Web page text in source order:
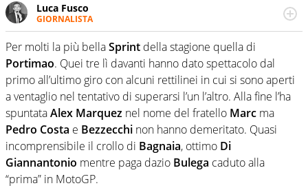
Luca Fusco
GIORNALISTA
Giornalista multimediale. Quando si accendono i motori,
lui sgasa, impenna, derapa. E spesso e volentieri finisce
sul podio
Per molti la più bellaSprint della stagione quella di
Portimao. Quei tre lì davanti hanno dato spettacolo dal
primo all’ultimo giro con alcuni rettilinei in cui si sono aperti
a ventaglio nel tentativo di superarsi l’un l’altro. Alla fine l’ha
spuntataAlex Marquez nel nome del fratello Marc ma
Pedro Costa e Bezzecchi non hanno demeritato. Quasi
incomprensibile il crollo di Bagnaia, ottimo Di
Giannantonio mentre paga dazio Bulega caduto alla
“prima” in MotoGP.